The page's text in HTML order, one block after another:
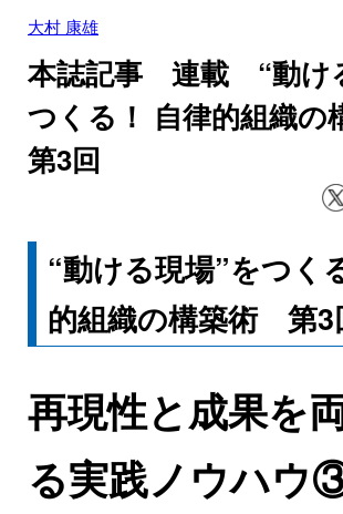
大村 康雄
本誌記事 連載 “動け
つくる！ 自律的組織の
第3回
“動ける現場”をつく
的組織の構築術 第3
再現性と成果を
る実践ノウハウ